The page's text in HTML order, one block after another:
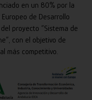
en un 80% por la
de Desarrollo
proyecto “Sistema de
con el objetivo de
más competitivo.